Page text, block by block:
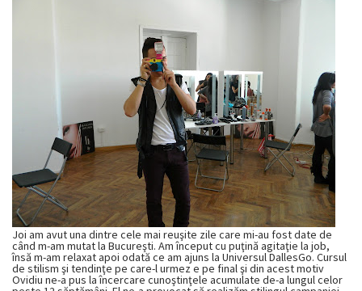
Joi am avut una dintre cele mai reuşite zile care mi-au fost date de
când m-am mutat la Bucureşti. Am început cu puţină agitaţie la job,
însă m-am relaxat apoi odată ce am ajuns la Universul DallesGo. Cursul
de stilism şi tendinţe pe care-l urmez e pe final şi din acest motiv
Ovidiu ne-a pus la încercare cunoştinţele acumulate de-a lungul celor